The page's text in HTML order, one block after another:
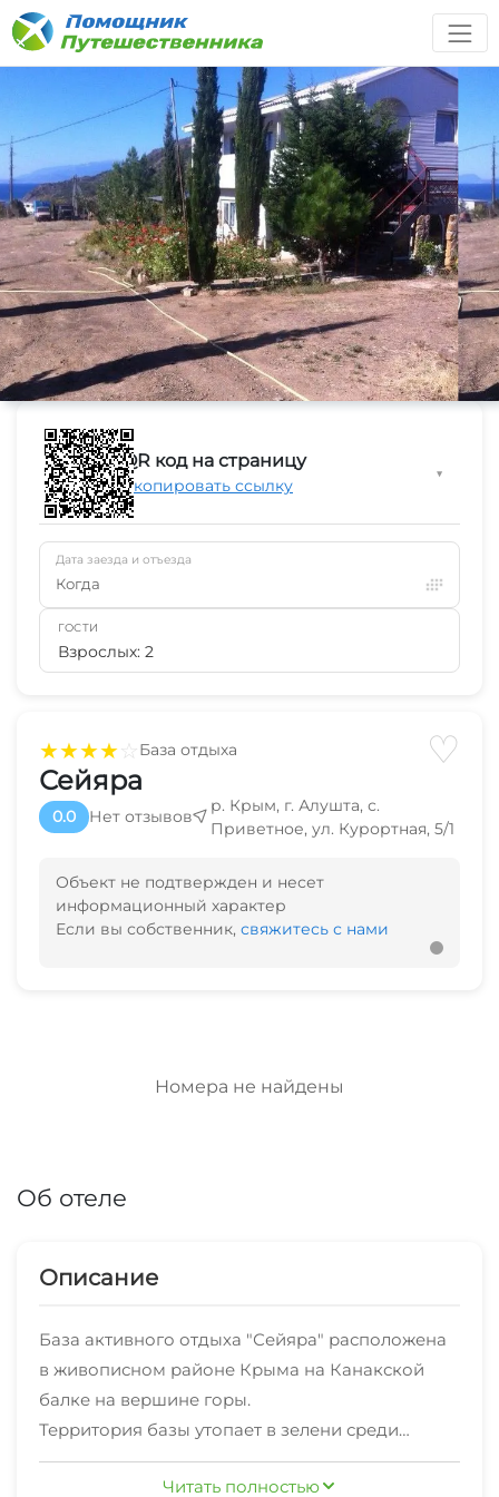
★★★★☆База отдыха ♡
Сейяра
0.0 Нет отзывов
р. Крым, г. Алушта, с.
Приветное, ул. Курортная, 5/1
Объект не подтвержден и несет
информационный характер
Если вы собственник, свяжитесь с нами
Номера не найдены
Об отеле
Описание
База активного отдыха "Сейяра" расположена
в живописном районе Крыма на Канакской
балке на вершине горы.
Территория базы утопает в зелени среди
гранат, цветов и виноградников. Отдых на базе
отдыха "Сейяра" принесет эстетическое
Читать полностью
QR код на страницу
Скопировать ссылку
▼
Дата заезда и отъезда
Когда
ГОСТИ
Взрослых: 2